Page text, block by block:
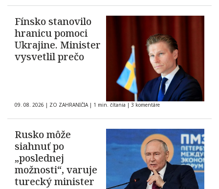
Fínsko stanovilo
hranicu pomoci
Ukrajine. Minister
vysvetlil prečo
09. 08. 2026 | ZO ZAHRANIČIA | 1 min. čítania | 3 komentáre
Rusko môže
siahnuť po
„poslednej
možnosti“, varuje
turecký minister